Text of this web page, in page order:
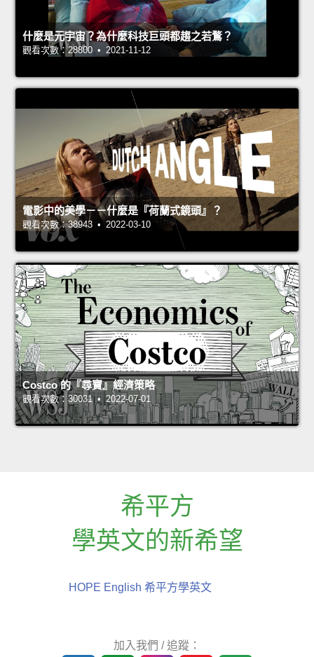
什麼是元宇宙？為什麼科技巨頭都趨之若鶩？
觀看次數：28800 • 2021-11-12
電影中的美學－－什麼是『荷蘭式鏡頭』？
觀看次數：38943 • 2022-03-10
Costco 的『尋寶』經濟策略
觀看次數：30031 • 2022-07-01
希平方
學英文的新希望
HOPE English 希平方學英文
加入我們 / 追蹤：